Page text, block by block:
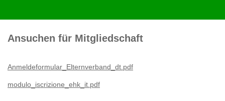
Ansuchen für Mitgliedschaft
Anmeldeformular_Elternverband_dt.pdf
modulo_iscrizione_ehk_it.pdf